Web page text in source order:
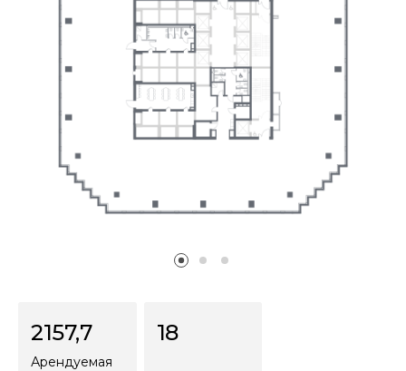
2157,7
Арендуемая
18